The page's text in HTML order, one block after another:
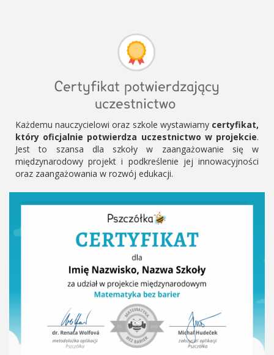
Certyfikat potwierdzający
uczestnictwo
Każdemu nauczycielowi oraz szkole wystawiamy certyfikat,
który oficjalnie potwierdza uczestnictwo w projekcie.
Jest to szansa dla szkoły w zaangażowanie się w
międzynarodowy projekt i podkreślenie jej innowacyjności
oraz zaangażowania w rozwój edukacji.